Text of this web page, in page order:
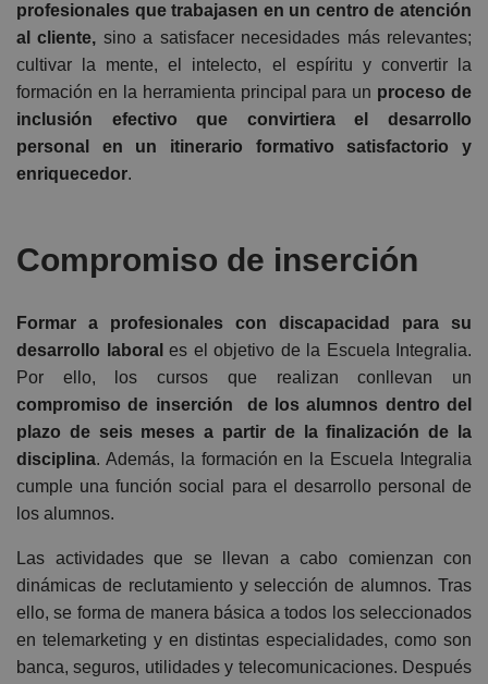
profesionales que trabajasen en un centro de atención
al cliente, sino a satisfacer necesidades más relevantes;
cultivar la mente, el intelecto, el espíritu y convertir la
formación en la herramienta principal para un proceso de
inclusión efectivo que convirtiera el desarrollo
personal en un itinerario formativo satisfactorio y
enriquecedor.
Compromiso de inserción
Formar a profesionales con discapacidad para su
desarrollo laboral es el objetivo de la Escuela Integralia.
Por ello, los cursos que realizan conllevan un
compromiso de inserción de los alumnos dentro del
plazo de seis meses a partir de la finalización de la
disciplina. Además, la formación en la Escuela Integralia
cumple una función social para el desarrollo personal de
los alumnos.
Las actividades que se llevan a cabo comienzan con
dinámicas de reclutamiento y selección de alumnos. Tras
ello, se forma de manera básica a todos los seleccionados
en telemarketing y en distintas especialidades, como son
banca, seguros, utilidades y telecomunicaciones. Después